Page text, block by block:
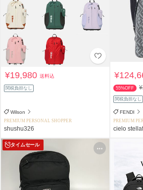
¥19,980送料込
関税負担なし
Wilson
PREMIUM PERSONAL SHOPPER
shushu326
55%OFF
関税負担なし
FENDI
PREMIUM
cielo
タイムセール